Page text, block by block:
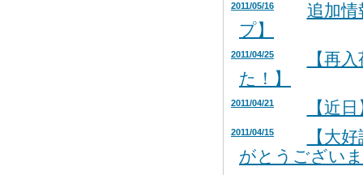
2011/05/16
追加
プ】
2011/04/25
【再
た！】
2011/04/21 【近
2011/04/15
【大
がとうござい